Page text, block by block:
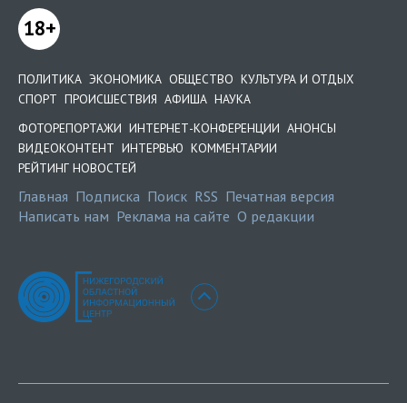
18+
ПОЛИТИКА ЭКОНОМИКА ОБЩЕСТВО КУЛЬТУРА И ОТДЫХ
СПОРТ ПРОИСШЕСТВИЯ АФИША НАУКА
ФОТОРЕПОРТАЖИ ИНТЕРНЕТ-КОНФЕРЕНЦИИ АНОНСЫ
ВИДЕОКОНТЕНТ ИНТЕРВЬЮ КОММЕНТАРИИ
РЕЙТИНГ НОВОСТЕЙ
Главная Подписка Поиск RSS Печатная версия
Написать нам Реклама на сайте О редакции